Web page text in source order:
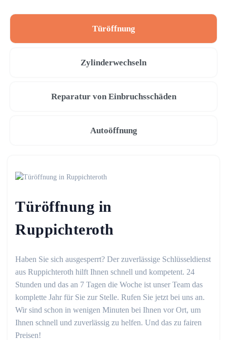
Türöffnung
Zylinderwechseln
Reparatur von Einbruchsschäden
Autoöffnung
Türöffnung in
Ruppichteroth
Haben Sie sich ausgesperrt? Der zuverlässige Schlüsseldienst
aus Ruppichteroth hilft Ihnen schnell und kompetent. 24
Stunden und das an 7 Tagen die Woche ist unser Team das
komplette Jahr für Sie zur Stelle. Rufen Sie jetzt bei uns an.
Wir sind schon in wenigen Minuten bei Ihnen vor Ort, um
Ihnen schnell und zuverlässig zu helfen. Und das zu fairen
Preisen!